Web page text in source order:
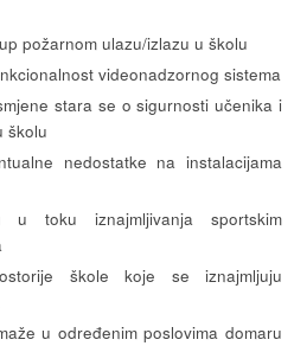
požarnom ulazu/izlazu u školu
videonadzornog sistema
stara se o sigurnosti učenika i
školu
nedostatke na instalacijama
u toku iznajmljivanja sportskim
škole koje se iznajmljuju
u određenim poslovima domaru